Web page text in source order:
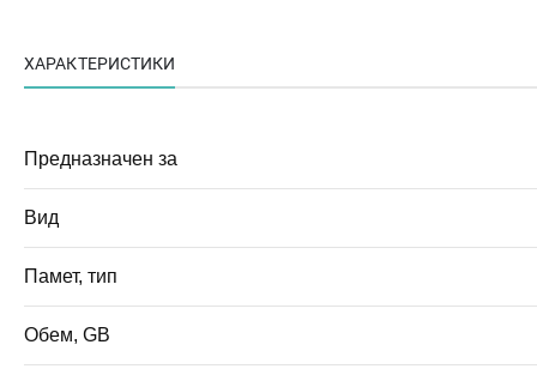
ХАРАКТЕРИСТИКИ
Предназначен за
Вид
Памет, тип
Обем, GB